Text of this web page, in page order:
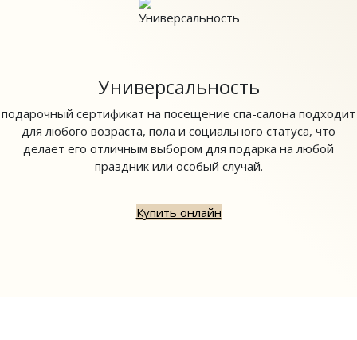
Универсальность
подарочный сертификат на посещение спа-салона подходит
для любого возраста, пола и социального статуса, что
делает его отличным выбором для подарка на любой
праздник или особый случай.
Купить онлайн